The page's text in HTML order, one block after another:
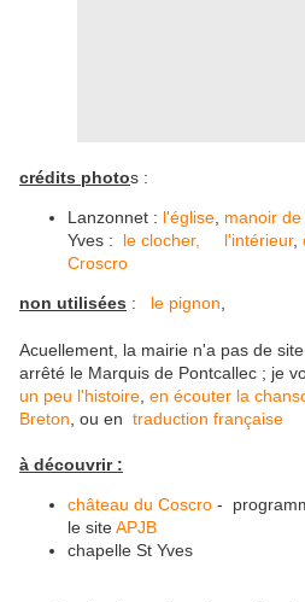
crédits photos :
Lanzonnet : l'église manoir
Yves :
le clocher, l'intérieur,
Croscro
non utilisées : le pignon
Acuellement, la mairie n'a pas de
arrêté le Marquis de Pontcallec ; je
un peu l'histoire en écouter la
Breton , ou en traduction française
à découvrir :
château du Coscro -
le siteAPJB
chapelle St Yves